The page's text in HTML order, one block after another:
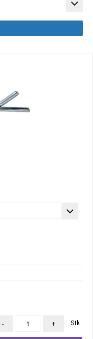
- + Stk